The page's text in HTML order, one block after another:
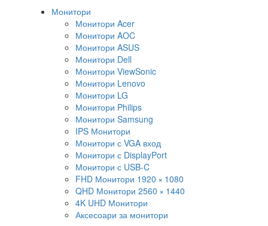
Монитори
Монитори Acer
Монитори AOC
Монитори ASUS
Монитори Dell
Монитори ViewSonic
Монитори Lenovo
Монитори LG
Монитори Philips
Монитори Samsung
IPS Монитори
Монитори с VGA вход
Монитори с DisplayPort
Монитори с USB-C
FHD Монитори 1920 × 1080
QHD Монитори 2560 × 1440
4K UHD Монитори
Аксесоари за монитори